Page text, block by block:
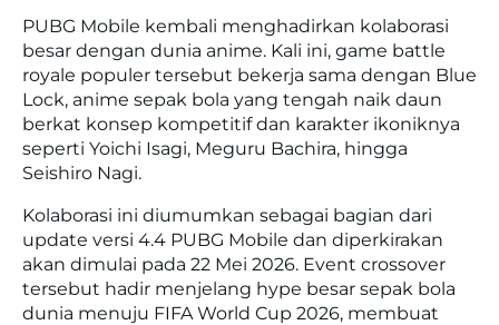
PUBG Mobile kembali menghadirkan kolaborasi
besar dengan dunia anime. Kali ini, game battle
royale populer tersebut bekerja sama dengan Blue
Lock, anime sepak bola yang tengah naik daun
berkat konsep kompetitif dan karakter ikoniknya
seperti Yoichi Isagi, Meguru Bachira, hingga
Seishiro Nagi.
Kolaborasi ini diumumkan sebagai bagian dari
update versi 4.4 PUBG Mobile dan diperkirakan
akan dimulai pada 22 Mei 2026. Event crossover
tersebut hadir menjelang hype besar sepak bola
dunia menuju FIFA World Cup 2026, membuat